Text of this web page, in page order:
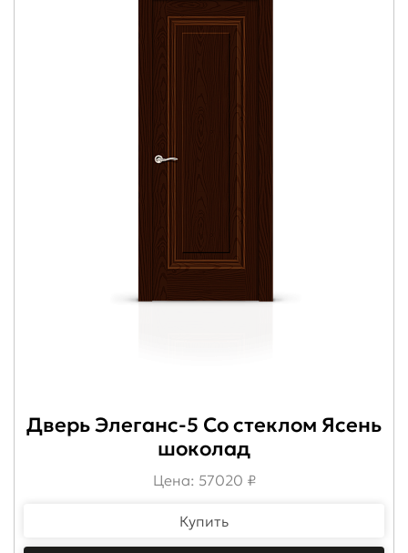
Дверь Элеганс-5 Со стеклом Ясень
шоколад
Цена: 57020 ₽
Купить